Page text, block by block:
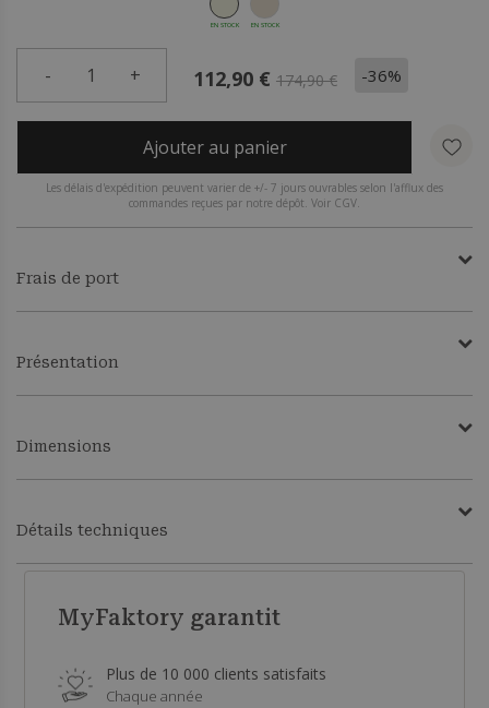
EN STOCK EN STOCK
- 1 + 112,90 € 174,90 € -36%
Ajouter au panier
Les délais d'expédition peuvent varier de +/- 7 jours ouvrables selon l'afflux des
commandes reçues par notre dépôt. Voir CGV.
Frais de port
Présentation
Dimensions
Détails techniques
MyFaktory garantit
Plus de 10 000 clients satisfaits
Chaque année